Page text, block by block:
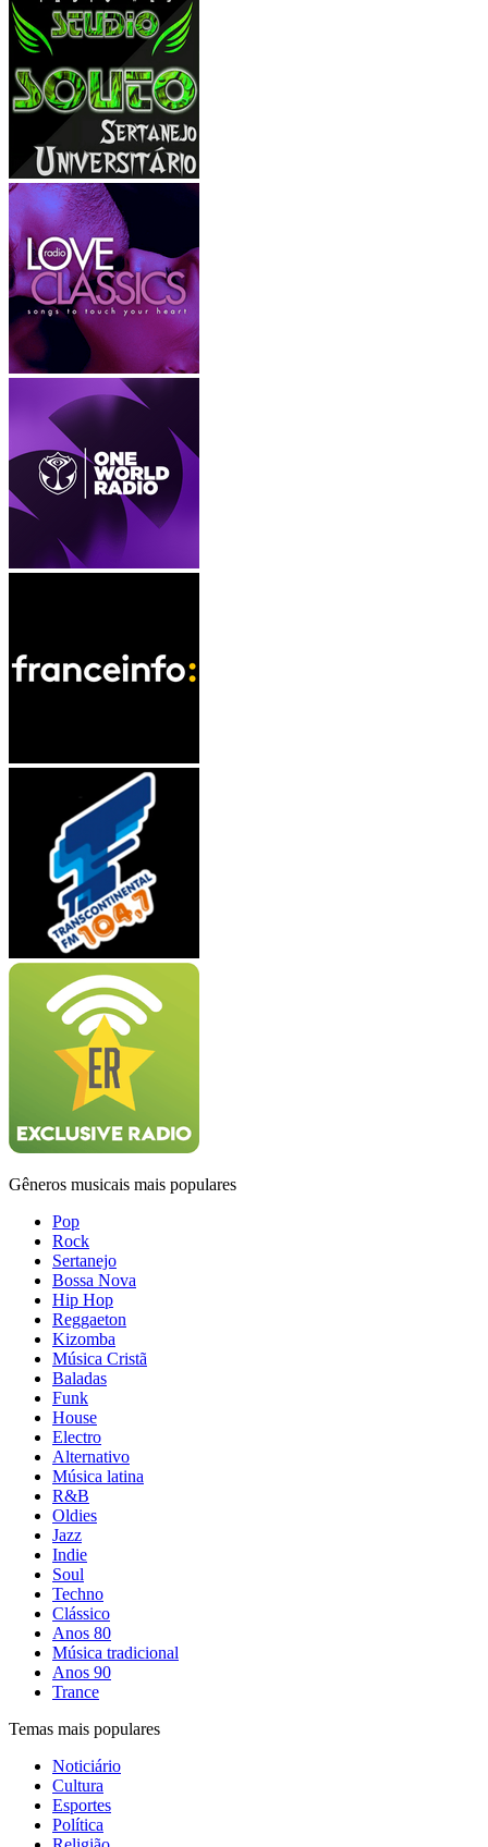
Gêneros musicais mais populares
Pop
Rock
Sertanejo
Bossa Nova
Hip Hop
Reggaeton
Kizomba
Música Cristã
Baladas
Funk
House
Electro
Alternativo
Música latina
R&B
Oldies
Jazz
Indie
Soul
Techno
Clássico
Anos 80
Música tradicional
Anos 90
Trance
Temas mais populares
Noticiário
Cultura
Esportes
Política